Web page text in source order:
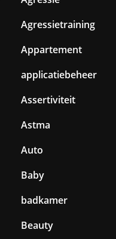
Agressietraining
Appartement
applicatiebeheer
Assertiviteit
Astma
Auto
Baby
badkamer
Beauty